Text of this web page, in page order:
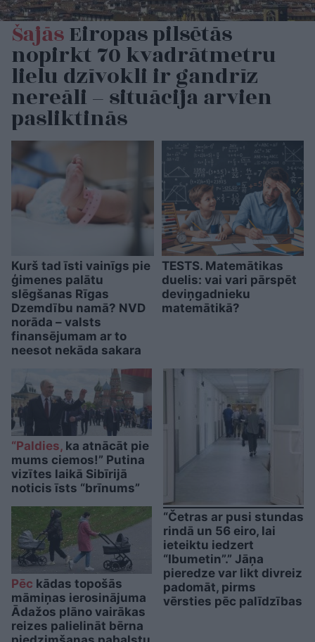
ŠajāsEiropas pilsētās
nopirkt 70 kvadrātmetru
lielu dzīvokli ir gandrīz
nereāli – situācija arvien
pasliktinās
Kurš tad īsti vainīgs pie
ģimenes palātu
slēgšanas Rīgas
Dzemdību namā? NVD
norāda – valsts
finansējumam ar to
neesot nekāda sakara
TESTS. Matemātikas
duelis: vai vari pārspēt
deviņgadnieku
matemātikā?
“Paldies, ka atnācāt pie
mums ciemos!” Putina
vizītes laikā Sibīrijā
noticis īsts “brīnums”
Pēc kādas topošās
māmiņas ierosinājuma
Ādažos plāno vairākas
reizes palielināt bērna
“Četras ar pusi stundas
rindā un 56 eiro, lai
ieteiktu iedzert
“Ibumetin”.” Jāņa
pieredze var likt divreiz
padomāt, pirms
vērsties pēc palīdzības